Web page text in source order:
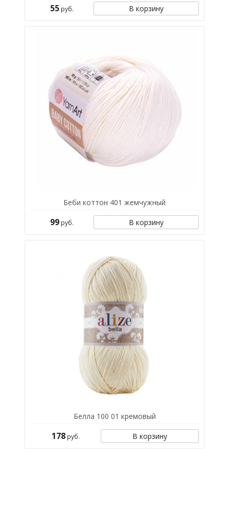
55 руб. В корзину
Беби коттон 401 жемчужный
99 руб. В корзину
Белла 100 01 кремовый
178руб. В корзину